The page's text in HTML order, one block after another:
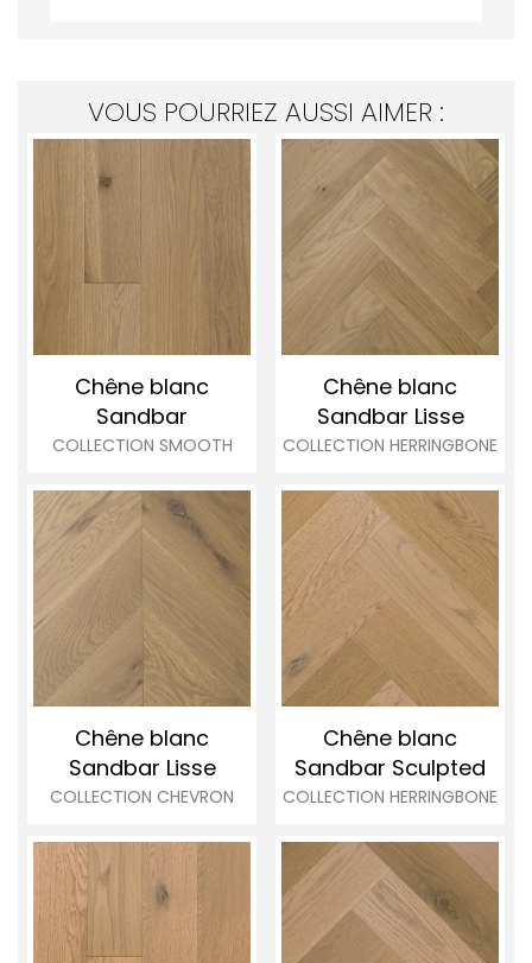
VOUS POURRIEZ AUSSI AIMER :
Chêne blanc
Sandbar
COLLECTION SMOOTH
Chêne blanc
Sandbar Lisse
COLLECTION HERRINGBONE
Chêne blanc
Sandbar Lisse
COLLECTION CHEVRON
Chêne blanc
Sandbar Sculpted
COLLECTION HERRINGBONE